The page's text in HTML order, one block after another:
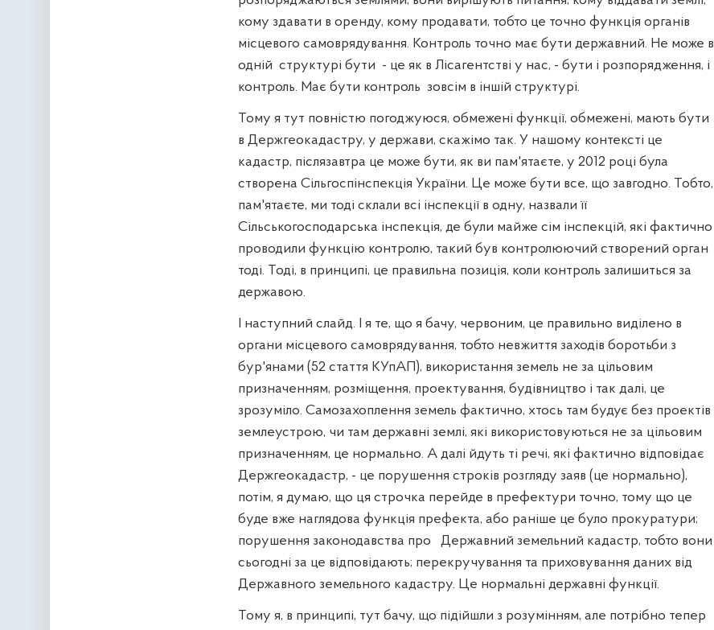
кому здавати в оренду, кому продавати, тобто це точно функція органів
місцевого самоврядування. Контроль точно має бути державний. Не може в
одній структурі бути - це як в Лісагентстві у нас, - бути і розпорядження, і
контроль. Має бути контроль зовсім в іншій структурі.
Тому я тут повністю погоджуюся, обмежені функції, обмежені, мають бути
в Держгеокадастру, у держави, скажімо так. У нашому контексті це
кадастр, післязавтра це може бути, як ви пам'ятаєте, у 2012 році була
створена Сільгоспінспекція України. Це може бути все, що завгодно. Тобто,
пам'ятаєте, ми тоді склали всі інспекції в одну, назвали її
Сільськогосподарська інспекція, де були майже сім інспекцій, які фактично
проводили функцію контролю, такий був контролюючий створений орган
тоді. Тоді, в принципі, це правильна позиція, коли контроль залишиться за
державою.
І наступний слайд. І я те, що я бачу, червоним, це правильно виділено в
органи місцевого самоврядування, тобто невжиття заходів боротьби з
бур'янами (52 стаття КУпАП), використання земель не за цільовим
призначенням, розміщення, проектування, будівництво і так далі, це
зрозуміло. Самозахоплення земель фактично, хтось там будує без проектів
землеустрою, чи там державні землі, які використовуються не за цільовим
призначенням, це нормально. А далі йдуть ті речі, які фактично відповідає
Держгеокадастр, - це порушення строків розгляду заяв (це нормально),
потім, я думаю, що ця строчка перейде в префектури точно, тому що це
буде вже наглядова функція префекта, або раніше це було прокуратури;
порушення законодавства про
Державний земельний кадастр, тобто вони
сьогодні за це відповідають; перекручування та приховування даних від
Державного земельного кадастру. Це нормальні державні функції.
Тому я, в принципі, тут бачу, що підійшли з розумінням, але потрібно тепер